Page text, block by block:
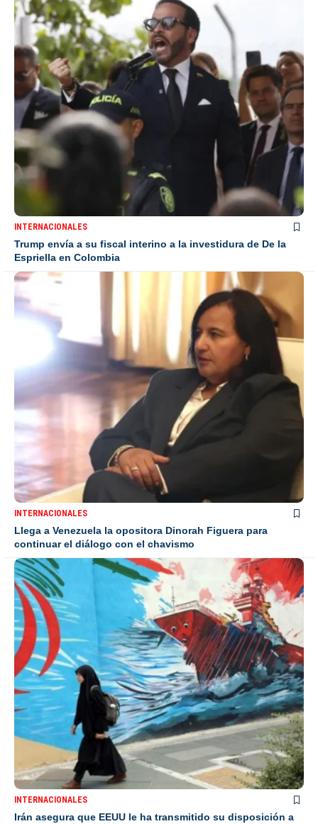
INTERNACIONALES
Trump envía a su fiscal interino a la investidura de De la
Espriella en Colombia
INTERNACIONALES
Llega a Venezuela la opositora Dinorah Figuera para
continuar el diálogo con el chavismo
INTERNACIONALES
Irán asegura que EEUU le ha transmitido su disposición a